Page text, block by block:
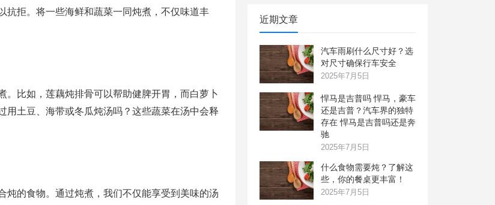
抗拒。将一些海鲜和蔬菜一同炖煮，不仅味道丰
。比如，莲藕炖排骨可以帮助健脾开胃，而白萝卜
用土豆、海带或冬瓜炖汤吗？这些蔬菜在汤中会释
炖的食物。通过炖煮，我们不仅能享受到美味的汤
近期文章
汽车雨刷什么尺寸好？选
对尺寸确保行车安全
2025年7月5日
悍马是吉普吗 悍马，豪车
还是吉普？汽车界的独特
存在 悍马是吉普吗还是奔
驰
2025年7月5日
什么食物需要炖？了解这
些，你的餐桌更丰富！
2025年7月5日